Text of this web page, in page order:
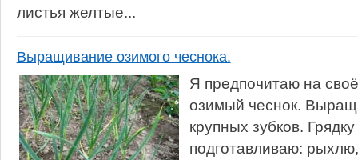
листья желтые...
Выращивание озимого чеснока.
Я предпочитаю на
озимый чеснок.
крупных зубков.
подготавливаю: